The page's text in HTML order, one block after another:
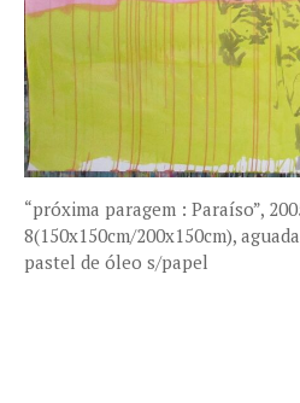
“próxima paragem : Paraíso”,
8(150x150cm/200x150cm),
pastel de óleo s/papel